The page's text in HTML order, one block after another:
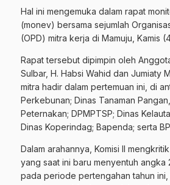
Hal ini mengemuka dalam rapat
(monev) bersama sejumlah
(OPD) mitra kerja di Mamuju, Kamis
Rapat tersebut dipimpin oleh
Sulbar, H. Habsi Wahid dan Jumiaty
mitra hadir dalam pertemuan ini, di
Perkebunan; Dinas Tanaman
Peternakan; DPMPTSP; Dinas
Dinas Koperindag; Bapenda; serta
Dalam arahannya, Komisi II
yang saat ini baru menyentuh angka
pada periode pertengahan tahun ini,